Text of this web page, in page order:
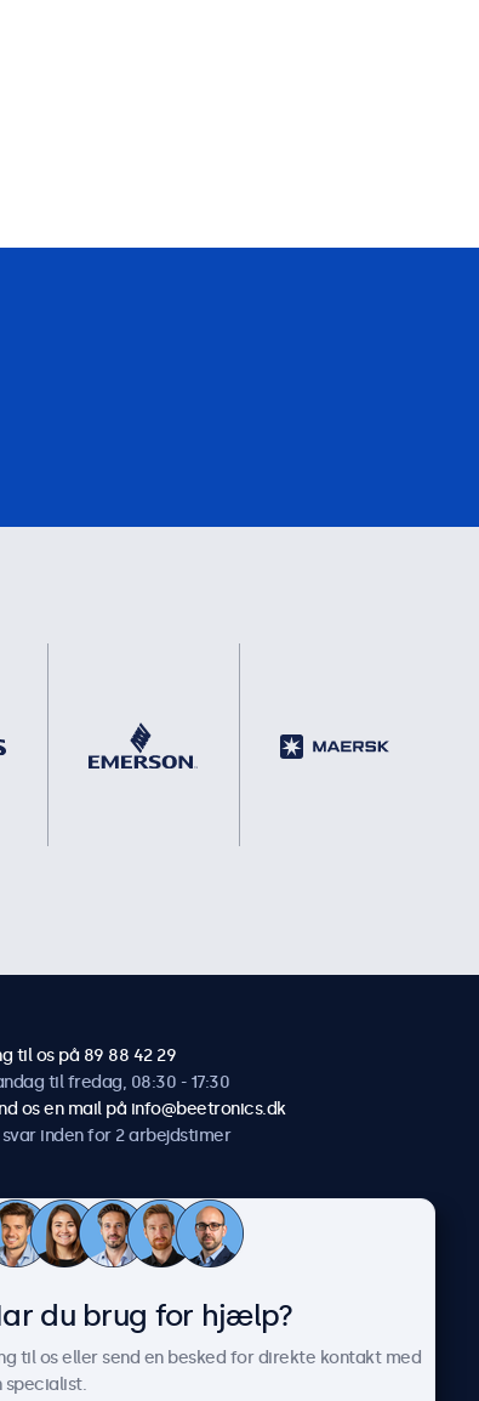
til os på 89 88 42 29
til fredag, 08:30 - 17:30
os en mail på info@beetronics.dk
svar inden for 2 arbejdstimer
Om Beetronics
Nyheder og opdateringer
du brug for hjælp?
til os eller send en besked for direkte kontakt med
specialist.